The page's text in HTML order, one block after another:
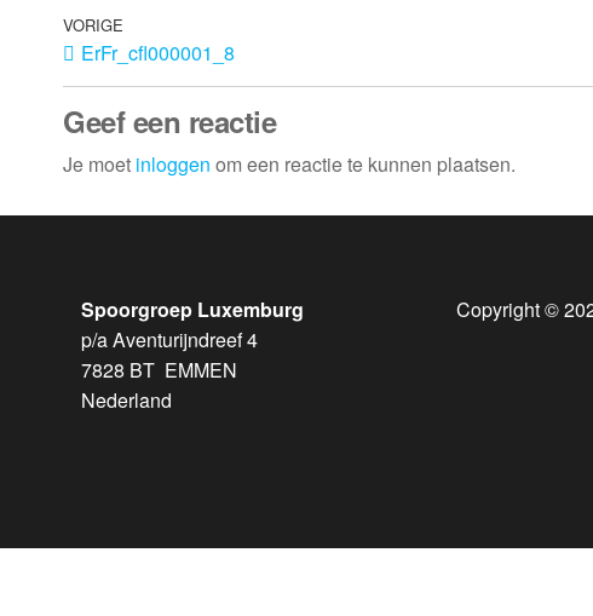
VORIGE
ErFr_cfl000001_8
Geef een reactie
Je moet inloggen om een reactie te kunnen plaatsen.
Spoorgroep Luxemburg
p/a Aventurijndreef 4
7828 BT EMMEN
Nederland
Copyright ©